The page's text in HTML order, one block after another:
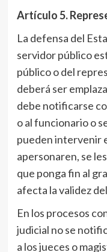
Artículo 5.
La defensa del
servidor público
público o del
deberá ser
debe notificarse
o al funcionario o
pueden intervenir
apersonaren, se
que ponga fin al
afecta la validez
En los procesos
judicial no se
a los jueces o